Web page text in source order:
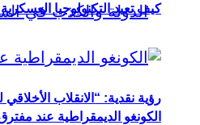
رؤية نقدية: “الانقلاب
كيف تعيد التكنولوجيا
الكونغو الديمقراطية عند